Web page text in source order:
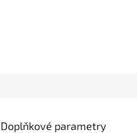
Doplňkové parametry